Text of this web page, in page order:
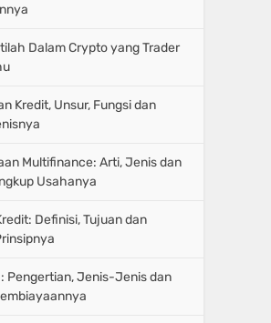
Dalam Crypto yang Trader
Kredit, Unsur, Fungsi dan
Multifinance: Arti, Jenis dan
Usahanya
Definisi, Tujuan dan
Pengertian, Jenis-Jenis dan